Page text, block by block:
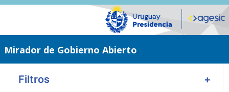
Saltar
Mirador de Gobierno Abierto
Filtros +